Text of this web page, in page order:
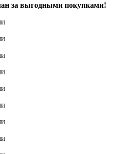
за выгодными покупками!